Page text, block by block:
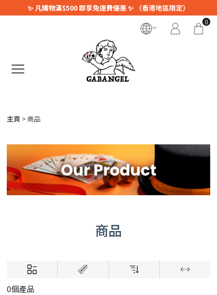
✨ 凡購物滿$500 即享免運費優惠 ✨ （香港地區限定）
0
主頁 商品
商品
0個產品